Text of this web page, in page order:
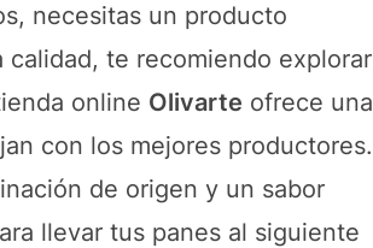
necesitas un producto
te recomiendo explorar
online Olivarte ofrece una
con los mejores productores.
de origen y un sabor
llevar tus panes al siguiente